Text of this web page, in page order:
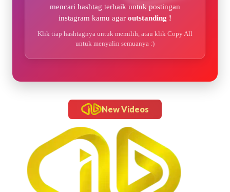
mencari hashtag terbaik untuk postingan
instagram kamu agar outstanding !
Klik tiap hashtagnya untuk memilih, atau klik Copy All
untuk menyalin semuanya :)
New Videos